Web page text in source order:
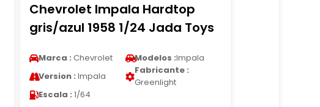
Chevrolet Impala Hardtop
gris/azul 1958 1/24 Jada Toys
Marca : Chevrolet Modelos :Impala
Version : Impala
Fabricante :
Greenlight
Escala : 1/64